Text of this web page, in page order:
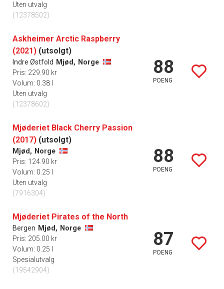
Uten utvalg
(12378502)
Askheimer Arctic Raspberry
(2021) (utsolgt)
Indre Østfold Mjød, Norge
Pris: 229.90 kr
Volum: 0.38 l
Uten utvalg
(12378602)
88
POENG
Mjøderiet Black Cherry Passion
(2017) (utsolgt)
Mjød, Norge
Pris: 124.90 kr
Volum: 0.25 l
Uten utvalg
(7916304)
88
POENG
Mjøderiet Pirates of the North
Bergen Mjød, Norge
Pris: 205.00 kr
Volum: 0.25 l
Spesialutvalg
(19542904)
87
POENG